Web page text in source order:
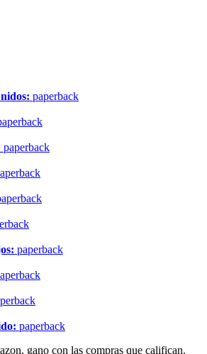
paperback
paperback
paperback
paperback
gano con las compras que califican.